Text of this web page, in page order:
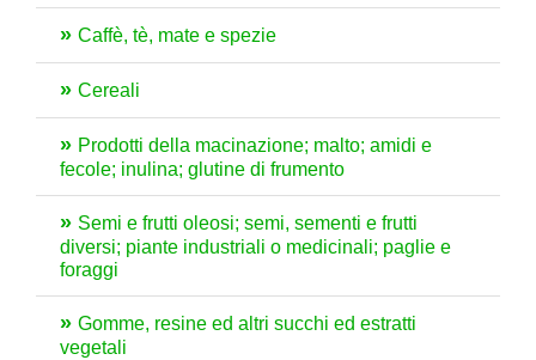
Caffè, tè, mate e spezie
Cereali
Prodotti della macinazione; malto; amidi e
fecole; inulina; glutine di frumento
Semi e frutti oleosi; semi, sementi e frutti
diversi; piante industriali o medicinali; paglie e
foraggi
Gomme, resine ed altri succhi ed estratti
vegetali